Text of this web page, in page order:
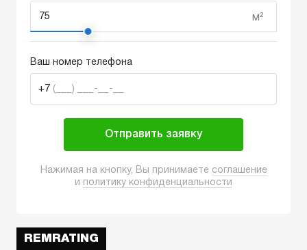
м²
Ваш номер телефона
+7 (___) ___-__-__
Отправить заявку
Нажимая на кнопку, Вы принимаете соглашение
и политику конфиденциальности
REMRATING